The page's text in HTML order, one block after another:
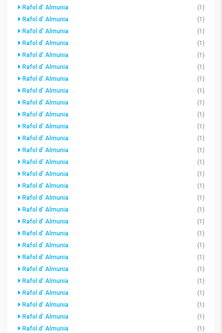
Rafol d' Almunia
(1)
Rafol d' Almunia
(1)
Rafol d' Almunia
(1)
Rafol d' Almunia
(1)
Rafol d' Almunia
(1)
Rafol d' Almunia
(1)
Rafol d' Almunia
(1)
Rafol d' Almunia
(1)
Rafol d' Almunia
(1)
Rafol d' Almunia
(1)
Rafol d' Almunia
(1)
Rafol d' Almunia
(1)
Rafol d' Almunia
(1)
Rafol d' Almunia
(1)
Rafol d' Almunia
(1)
Rafol d' Almunia
(1)
Rafol d' Almunia
(1)
Rafol d' Almunia
(1)
Rafol d' Almunia
(1)
Rafol d' Almunia
(1)
Rafol d' Almunia
(1)
Rafol d' Almunia
(1)
Rafol d' Almunia
(1)
Rafol d' Almunia
(1)
Rafol d' Almunia
(1)
Rafol d' Almunia
(1)
Rafol d' Almunia
(1)
Rafol d' Almunia
(1)